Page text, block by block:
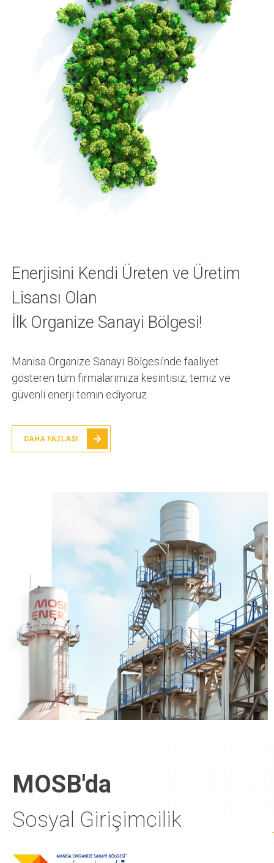
Enerjisini Kendi Üreten ve Üretim
Lisansı Olan
İlk Organize Sanayi Bölgesi!
Manisa Organize Sanayi Bölgesi’nde faaliyet
gösteren tüm firmalarımıza kesintisiz, temiz ve
güvenli enerji temin ediyoruz.
DAHA FAZLASI
MOSB'da
Sosyal Girişimcilik